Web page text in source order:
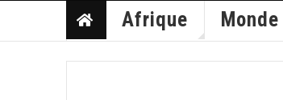
Afrique Monde